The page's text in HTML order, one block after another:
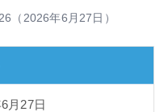
（2026年6月27日）
月27日